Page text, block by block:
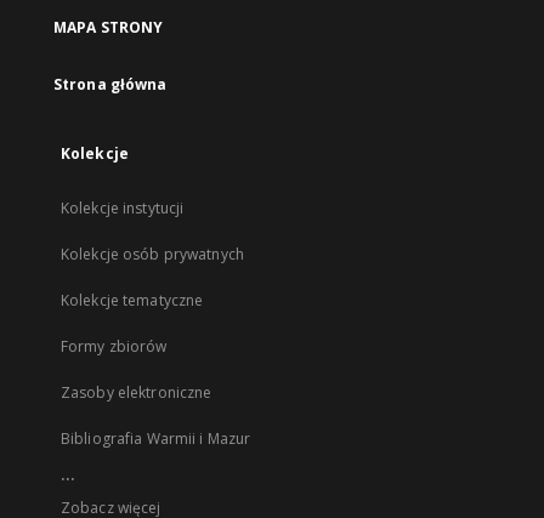
MAPA STRONY
Strona główna
Kolekcje
Kolekcje instytucji
Kolekcje osób prywatnych
Kolekcje tematyczne
Formy zbiorów
Zasoby elektroniczne
Bibliografia Warmii i Mazur
...
Zobacz więcej